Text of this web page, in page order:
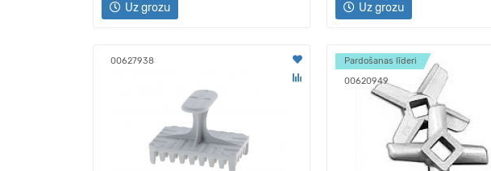
Uz grozu Uz grozu
00627938
Pardošanas līderi
00620949